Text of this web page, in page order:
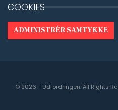
COOKIES
ADMINISTRÉR SAMTYKKE
© 2026 - Udfordringen. All Rights